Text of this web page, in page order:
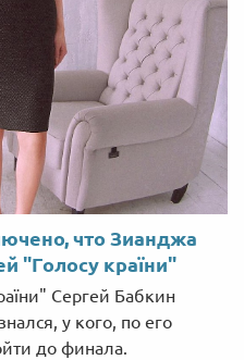
что Зианджа
"Голосу країни"
Сергей Бабкин
у кого, по его
до финала.